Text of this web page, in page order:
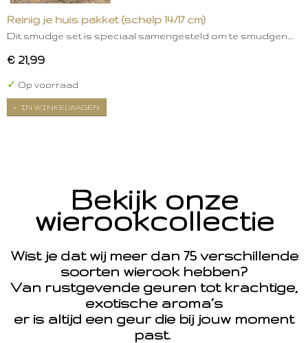
Reinig je huis pakket (schelp 14/17 cm)
Dit smudge set is speciaal samengesteld om te smudgen.…
€ 21,99
✓ Op voorraad
IN WINKELWAGEN
Bekijk onze
wierookcollectie
Wist je dat wij meer dan 75 verschillende
soorten wierook hebben?
Van rustgevende geuren tot krachtige,
exotische aroma’s
er is altijd een geur die bij jouw moment
past.